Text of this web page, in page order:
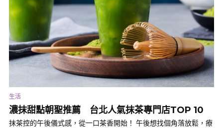
生活
濃抹甜點朝聖推薦 台北人氣抹茶專門店TOP 10
抹茶控的午後儀式感，從一口茶香開始！ 午後想找個角落放鬆，療